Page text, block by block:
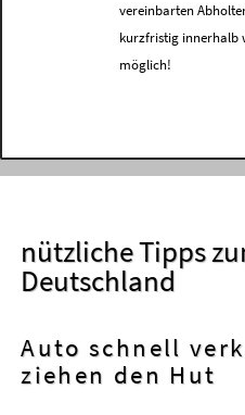
vereinbarten
kurzfristig innerhalb
möglich!
nützliche Tipps
Deutschland
Auto schnell
ziehen den Hut